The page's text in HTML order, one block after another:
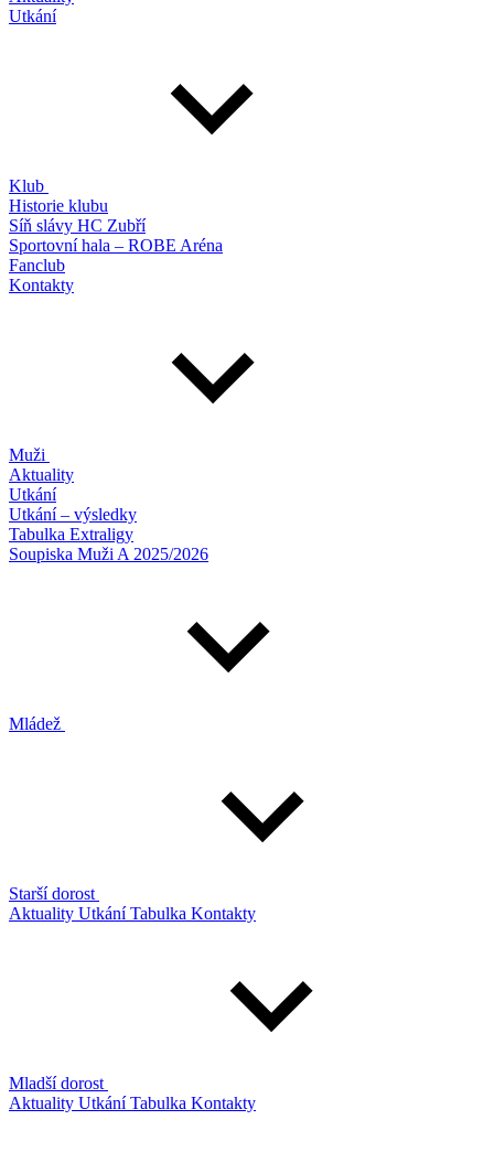
Utkání
Klub
Historie klubu
Síň slávy HC Zubří
Sportovní hala – ROBE Aréna
Fanclub
Kontakty
Muži
Aktuality
Utkání
Utkání – výsledky
Tabulka Extraligy
Soupiska Muži A 2025/2026
Mládež
Starší dorost
Aktuality UtkáníTabulka Kontakty
Mladší dorost
Aktuality UtkáníTabulka Kontakty